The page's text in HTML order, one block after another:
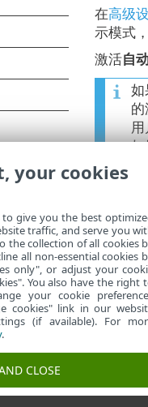
在高级
示模式
激活 自
如
的
用
ESET 知识库
your cookies
give you the best
traffic, and serve you
the collection of all cookies
all non-essential cookies
only", or adjust your
You also have the right
your cookie
cookies" link in our
(if available). For
.
CLOSE